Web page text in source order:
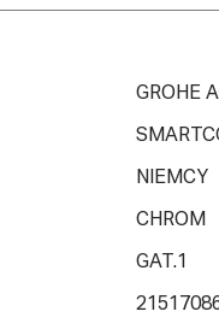
GROHE
NIEMCY
CHROM
GAT.1